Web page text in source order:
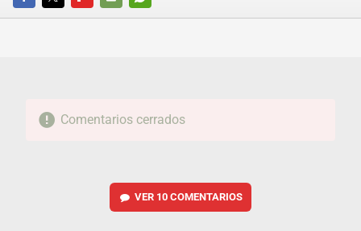
FACEBOOKTWITTERFLIPBOARD
E-
WHATSAPP
Comentarios cerrados
VER 10 COMENTARIOS